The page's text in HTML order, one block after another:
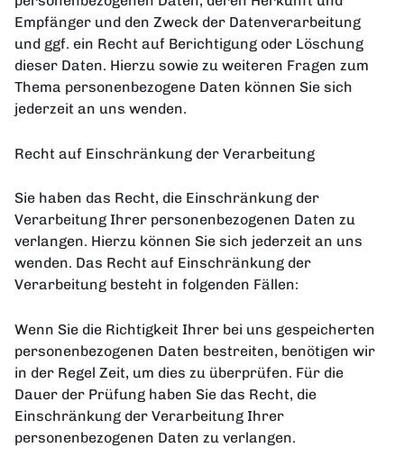
Empfänger und den Zweck der Datenverarbeitung
und ggf. ein Recht auf Berichtigung oder Löschung
dieser Daten. Hierzu sowie zu weiteren Fragen zum
Thema personenbezogene Daten können Sie sich
jederzeit an uns wenden.
Recht auf Einschränkung der Verarbeitung
Sie haben das Recht, die Einschränkung der
Verarbeitung Ihrer personenbezogenen Daten zu
verlangen. Hierzu können Sie sich jederzeit an uns
wenden. Das Recht auf Einschränkung der
Verarbeitung besteht in folgenden Fällen:
Wenn Sie die Richtigkeit Ihrer bei uns gespeicherten
personenbezogenen Daten bestreiten, benötigen wir
in der Regel Zeit, um dies zu überprüfen. Für die
Dauer der Prüfung haben Sie das Recht, die
Einschränkung der Verarbeitung Ihrer
personenbezogenen Daten zu verlangen.